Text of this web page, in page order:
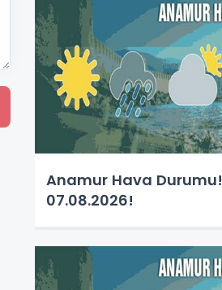
Anamur Hava Durumu!
07.08.2026!